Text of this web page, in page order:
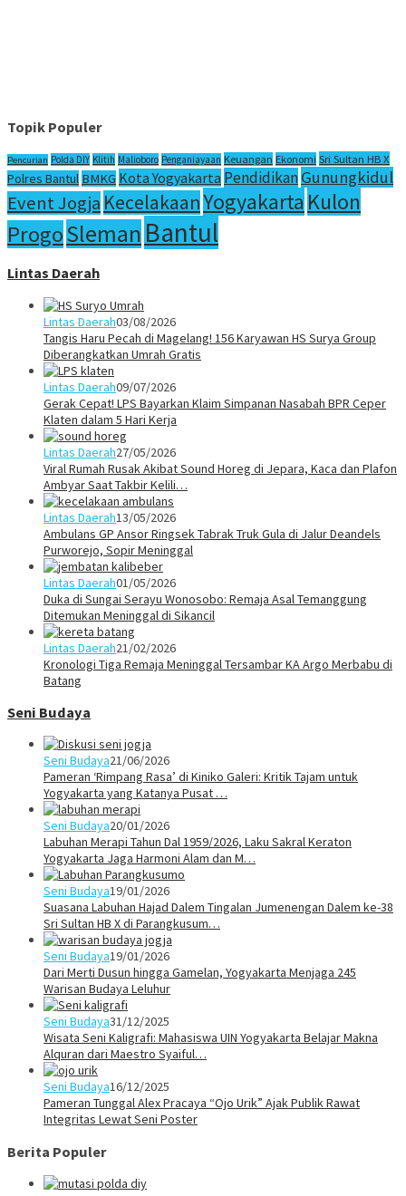
Topik Populer
Pencurian Polda DIY Klitih Malioboro Penganiayaan Keuangan Ekonomi Sri Sultan HB X
Polres Bantul BMKG Kota Yogyakarta PendidikanGunungkidul
Event Jogja KecelakaanYogyakarta Kulon
ProgoSleman Bantul
Lintas Daerah
Lintas Daerah03/08/2026
Tangis Haru Pecah di Magelang! 156 Karyawan HS Surya Group
Diberangkatkan Umrah Gratis
Lintas Daerah09/07/2026
Gerak Cepat! LPS Bayarkan Klaim Simpanan Nasabah BPR Ceper
Klaten dalam 5 Hari Kerja
Lintas Daerah27/05/2026
Viral Rumah Rusak Akibat Sound Horeg di Jepara, Kaca dan Plafon
Ambyar Saat Takbir Kelili…
Lintas Daerah13/05/2026
Ambulans GP Ansor Ringsek Tabrak Truk Gula di Jalur Deandels
Purworejo, Sopir Meninggal
Lintas Daerah01/05/2026
Duka di Sungai Serayu Wonosobo: Remaja Asal Temanggung
Ditemukan Meninggal di Sikancil
Lintas Daerah21/02/2026
Kronologi Tiga Remaja Meninggal Tersambar KA Argo Merbabu di
Batang
Seni Budaya
Seni Budaya21/06/2026
Pameran ‘Rimpang Rasa’ di Kiniko Galeri: Kritik Tajam untuk
Yogyakarta yang Katanya Pusat …
Seni Budaya20/01/2026
Labuhan Merapi Tahun Dal 1959/2026, Laku Sakral Keraton
Yogyakarta Jaga Harmoni Alam dan M…
Seni Budaya19/01/2026
Suasana Labuhan Hajad Dalem Tingalan Jumenengan Dalem ke-38
Sri Sultan HB X di Parangkusum…
Seni Budaya19/01/2026
Dari Merti Dusun hingga Gamelan, Yogyakarta Menjaga 245
Warisan Budaya Leluhur
Seni Budaya31/12/2025
Wisata Seni Kaligrafi: Mahasiswa UIN Yogyakarta Belajar Makna
Alquran dari Maestro Syaiful…
Seni Budaya16/12/2025
Pameran Tunggal Alex Pracaya “Ojo Urik” Ajak Publik Rawat
Integritas Lewat Seni Poster
Berita Populer